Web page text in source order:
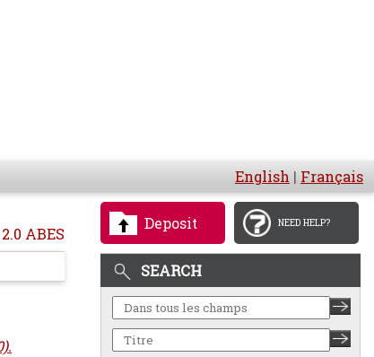
English | Français
Deposit NEED HELP?
SEARCH
ABES